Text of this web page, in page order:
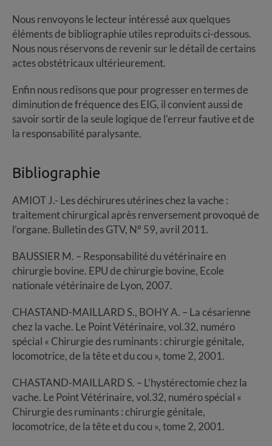
Nous renvoyons le lecteur intéressé aux quelques
éléments de bibliographie utiles reproduits ci-dessous.
Nous nous réservons de revenir sur le détail de certains
actes obstétricaux ultérieurement.
Enfin nous redisons que pour progresser en termes de
diminution de fréquence des EIG, il convient aussi de
savoir sortir de la seule logique de l’erreur fautive et de
la responsabilité paralysante.
Bibliographie
AMIOT J.- Les déchirures utérines chez la vache :
traitement chirurgical après renversement provoqué de
l’organe. Bulletin des GTV, N° 59, avril 2011.
BAUSSIER M. – Responsabilité du vétérinaire en
chirurgie bovine. EPU de chirurgie bovine, Ecole
nationale vétérinaire de Lyon, 2007.
CHASTAND-MAILLARD S., BOHY A. – La césarienne
chez la vache. Le Point Vétérinaire, vol.32, numéro
spécial « Chirurgie des ruminants : chirurgie génitale,
locomotrice, de la tête et du cou », tome 2, 2001.
CHASTAND-MAILLARD S. – L’hystérectomie chez la
vache. Le Point Vétérinaire, vol.32, numéro spécial «
Chirurgie des ruminants : chirurgie génitale,
locomotrice, de la tête et du cou », tome 2, 2001.